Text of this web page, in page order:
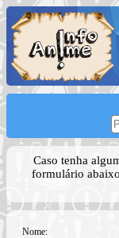
Caso tenha
formulário
Nome: